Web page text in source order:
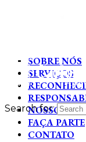
SOBRE NÓS
SERVIÇOS
NOSSO BLOG
FAÇA PARTE
CONTATO
Search for: